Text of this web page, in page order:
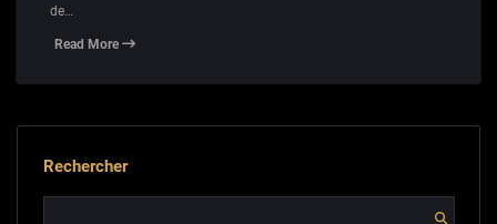
de…
Read More
Rechercher